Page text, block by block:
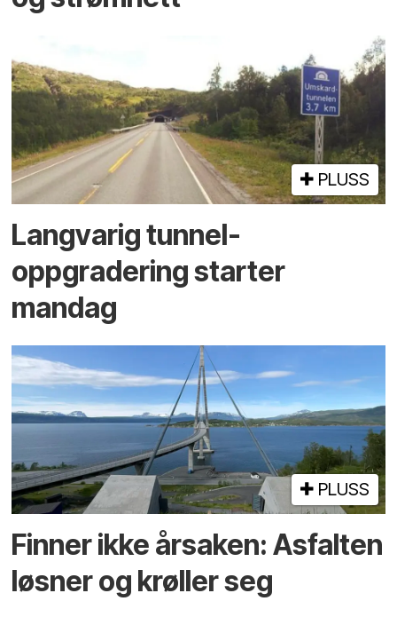
PLUSS
Langvarig tunnel­
oppgradering starter
mandag
PLUSS
Finner ikke årsaken: Asfalten
løsner og krøller seg